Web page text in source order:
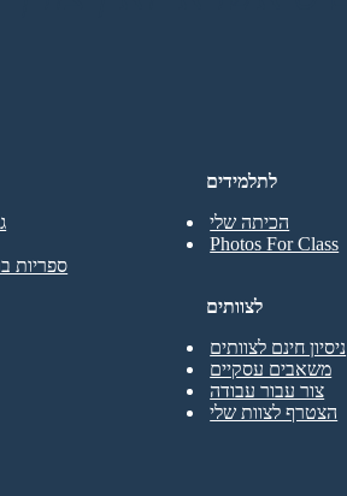
לתלמידים
הכיתה שלי
Photos For Class
ספריות
לצוותים
ניסיון חינם לצוותים
משאבים עסקיים
צור עבור עבודה
הצטרף לצוות שלי